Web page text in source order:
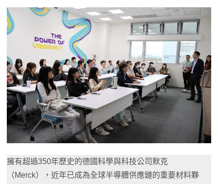
擁有超過350年歷史的德國科學與科技公司默克
（Merck），近年已成為全球半導體供應鏈的重要材料夥